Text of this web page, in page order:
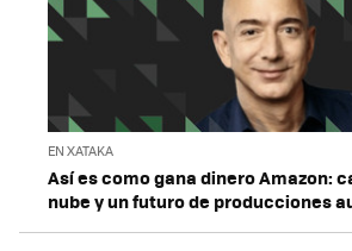
EN XATAKA
Así es como gana dinero Amazon:
nube y un futuro de producciones